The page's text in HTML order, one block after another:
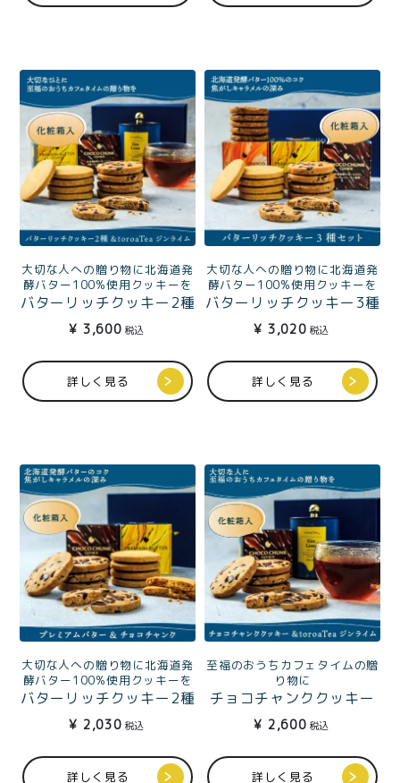
大切な人への贈り物に北海道発
酵バター100%使用クッキーを
バターリッチクッキー2種
（プレミアムバター、チ
ョコチャンク）
&toroaTeaジンライム缶
ギフトBOX入
¥ 3,600 税込
詳しく見る
大切な人への贈り物に北海道発
酵バター100%使用クッキーを
バターリッチクッキー3種
（プレミアムバター、チ
ョコチャンク、キャラメ
ルチョコ）ギフトBOX入
¥ 3,020 税込
詳しく見る
大切な人への贈り物に北海道発
酵バター100%使用クッキーを
バターリッチクッキー2種
（プレミアムバター、チ
ョコチャンク）ギフト
BOX入
¥ 2,030 税込
詳しく見る
至福のおうちカフェタイムの贈
り物に
チョコチャンククッキー
&toroaTeaジンライム缶
ギフトBOX入
¥ 2,600 税込
詳しく見る